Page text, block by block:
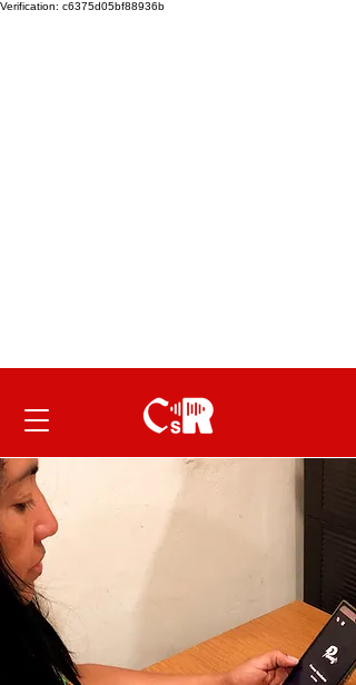
Verification: c6375d05bf88936b